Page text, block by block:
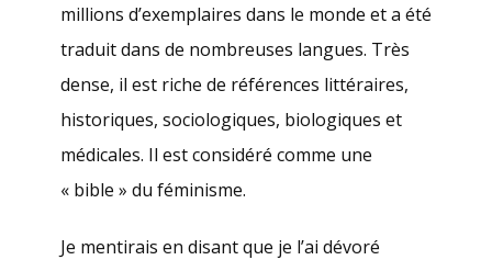
millions d’exemplaires dans le monde et a été
traduit dans de nombreuses langues. Très
dense, il est riche de références littéraires,
historiques, sociologiques, biologiques et
médicales. Il est considéré comme une
« bible » du féminisme.
Je mentirais en disant que je l’ai dévoré